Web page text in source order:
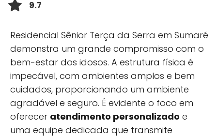
9.7
Residencial Sênior Terça da Serra em Sumaré
demonstra um grande compromisso com o
bem-estar dos idosos. A estrutura física é
impecável, com ambientes amplos e bem
cuidados, proporcionando um ambiente
agradável e seguro. É evidente o foco em
oferecer atendimento personalizado e
uma equipe dedicada que transmite